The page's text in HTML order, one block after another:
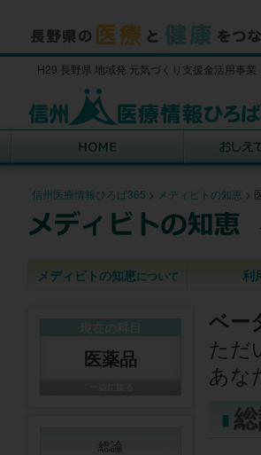
H29 長野県 地域発 元気づくり支援金活用事業
信州医療情報ひろば365 > メディビトの知恵 >
メディビトの知恵について 利
ベー
ただ
あな
医薬品
総論